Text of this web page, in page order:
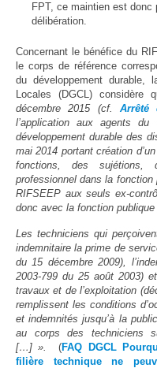
e-services
FPT, ce maintien est donc
délibération.
Concernant le bénéfice du
le corps de référence
du développement durable,
Locales (DGCL) considère
décembre 2015 (cf. Arrêté
l’application aux agents
développement durable des
mai 2014 portant création
fonctions, des sujétions,
professionnel dans la fonction
RIFSEEP aux seuls ex-
donc avec la fonction publique
Les techniciens qui
indemnitaire la prime de
du 15 décembre 2009),
2003-799 du 25 août 2003)
travaux et de l’exploitation
remplissent les conditions
et indemnités jusqu’à la
au corps des techniciens
[…] ».
(FAQ DGCL
filière technique ne